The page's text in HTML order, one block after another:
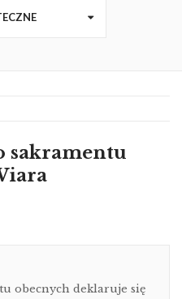
sakramentu
obecnych deklaruje się